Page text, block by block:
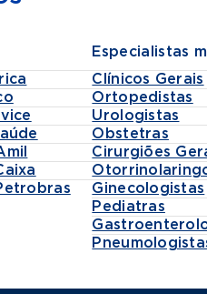
Especialistas
Clínicos Gerais
Ortopedistas
Urologistas
Obstetras
Cirurgiões
Ginecologistas
Pediatras